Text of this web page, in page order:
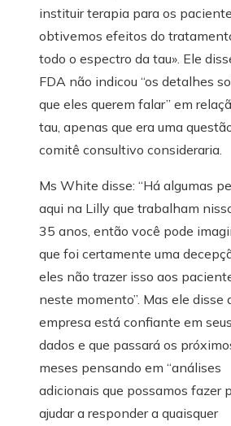
instituir terapia para os
obtivemos efeitos do
todo o espectro da tau». Ele
FDA não indicou “os detalhes
que eles querem falar” em
tau, apenas que era uma
comitê consultivo consideraria.
Ms White disse: “Há algumas
aqui na Lilly que trabalham
35 anos, então você pode
que foi certamente uma
eles não trazer isso aos
neste momento”. Mas ele disse
empresa está confiante em seus
dados e que passará os
meses pensando em “análises
adicionais que possamos fazer
ajudar a responder a quaisquer